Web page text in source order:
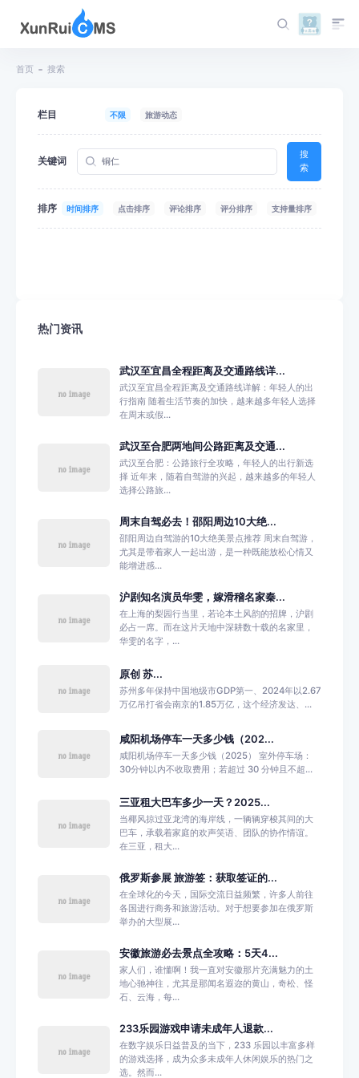
首页 搜索
栏目 不限 旅游动态
关键词
搜
索
排序 时间排序 点击排序 评论排序 评分排序 支持量排序
热门资讯
武汉至宜昌全程距离及交通路线详...
武汉至宜昌全程距离及交通路线详解：年轻人的出
行指南 随着生活节奏的加快，越来越多年轻人选择
在周末或假...
武汉至合肥两地间公路距离及交通...
武汉至合肥：公路旅行全攻略，年轻人的出行新选
择 近年来，随着自驾游的兴起，越来越多的年轻人
选择公路旅...
周末自驾必去！邵阳周边10大绝...
邵阳周边自驾游的10大绝美景点推荐 周末自驾游，
尤其是带着家人一起出游，是一种既能放松心情又
能增进感...
沪剧知名演员华雯，嫁滑稽名家秦...
在上海的梨园行当里，若论本土风韵的招牌，沪剧
必占一席。而在这片天地中深耕数十载的名家里，
华雯的名字，...
原创 苏...
苏州多年保持中国地级市GDP第一、2024年以2.67
万亿吊打省会南京的1.85万亿，这个经济发达、...
咸阳机场停车一天多少钱（202...
咸阳机场停车一天多少钱（2025） 室外停车场：
30分钟以内不收取费用；若超过 30 分钟且不超...
三亚租大巴车多少一天？2025...
当椰风掠过亚龙湾的海岸线，一辆辆穿梭其间的大
巴车，承载着家庭的欢声笑语、团队的协作情谊。
在三亚，租大...
俄罗斯参展 旅游签：获取签证的...
在全球化的今天，国际交流日益频繁，许多人前往
各国进行商务和旅游活动。对于想要参加在俄罗斯
举办的大型展...
安徽旅游必去景点全攻略：5天4...
家人们，谁懂啊！我一直对安徽那片充满魅力的土
地心驰神往，尤其是那闻名遐迩的黄山，奇松、怪
石、云海，每...
233乐园游戏申请未成年人退款...
在数字娱乐日益普及的当下，233 乐园以丰富多样
的游戏选择，成为众多未成年人休闲娱乐的热门之
选。然而...